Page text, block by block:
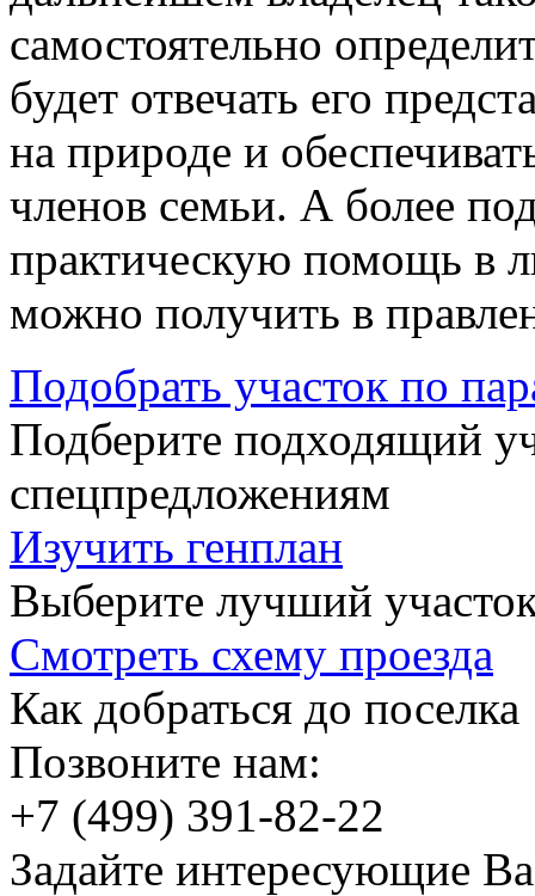
самостоятельно
будет отвечать его
на природе и
членов семьи. А более
практическую помощь в
можно получить в
Подобрать участок по
Подберите подходящий
спецпредложениям
Изучить генплан
Выберите лучший
Смотреть схему проезда
Как добраться до поселка
Позвоните нам:
+7 (499) 391-82-22
Задайте интересующие